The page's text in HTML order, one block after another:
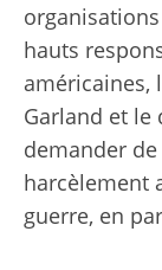
hauts
américaines,
Garland et le
demander
harcèlement
guerre, en